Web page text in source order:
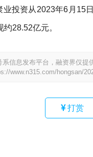
业投资从2023年6月15
28.52亿元。
信息发布平台，融资界仅
www.n315.com/hongsan/
打赏